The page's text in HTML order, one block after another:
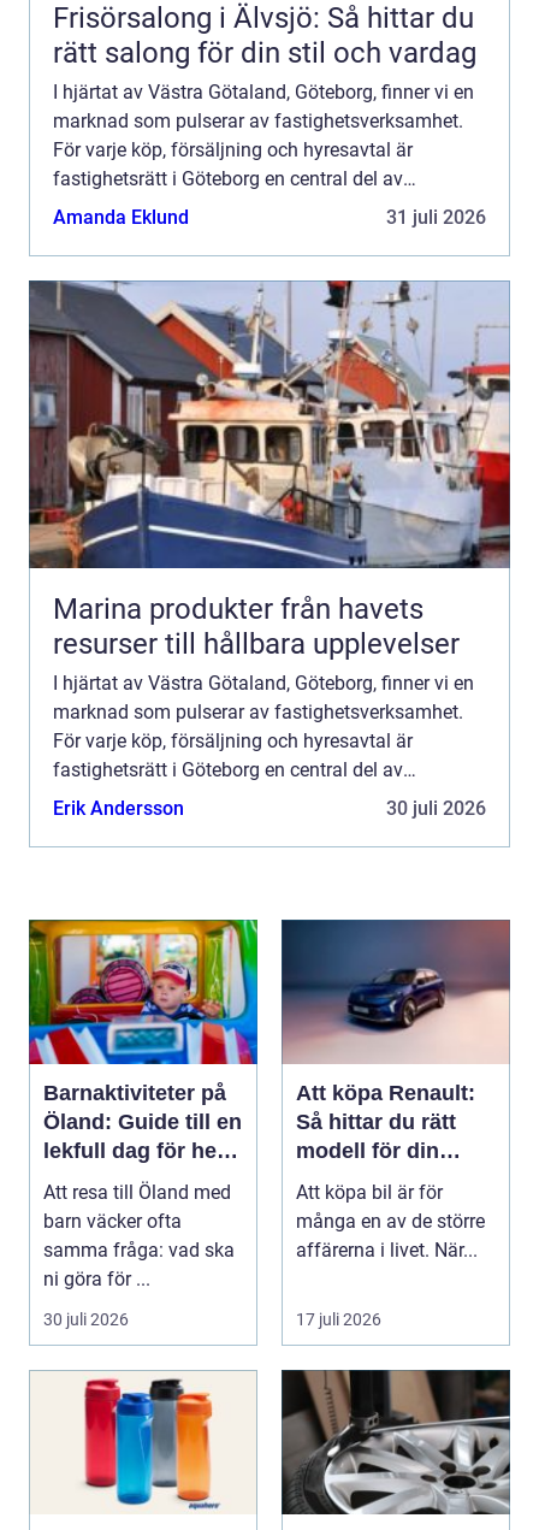
Frisörsalong i Älvsjö: Så hittar du
rätt salong för din stil och vardag
I hjärtat av Västra Götaland, Göteborg, finner vi en
marknad som pulserar av fastighetsverksamhet.
För varje köp, försäljning och hyresavtal är
fastighetsrätt i Göteborg en central del av
process...
Amanda Eklund 31 juli 2026
Marina produkter från havets
resurser till hållbara upplevelser
I hjärtat av Västra Götaland, Göteborg, finner vi en
marknad som pulserar av fastighetsverksamhet.
För varje köp, försäljning och hyresavtal är
fastighetsrätt i Göteborg en central del av
process...
Erik Andersson 30 juli 2026
Barnaktiviteter på
Öland: Guide till en
lekfull dag för hela
familjen
Att resa till Öland med
barn väcker ofta
samma fråga: vad ska
ni göra för ...
30 juli 2026
Att köpa Renault:
Så hittar du rätt
modell för din
vardag
Att köpa bil är för
många en av de större
affärerna i livet. När...
17 juli 2026